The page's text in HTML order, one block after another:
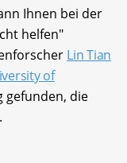
Ihnen bei der
helfen"
Lin Tian
of
gefunden, die